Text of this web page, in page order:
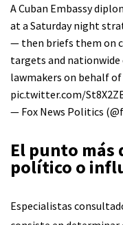
A Cuban Embassy
at a Saturday night
— then briefs them on
targets and
lawmakers on behalf
pic.twitter.com/
— Fox News Politics
El punto
político o
Especialistas